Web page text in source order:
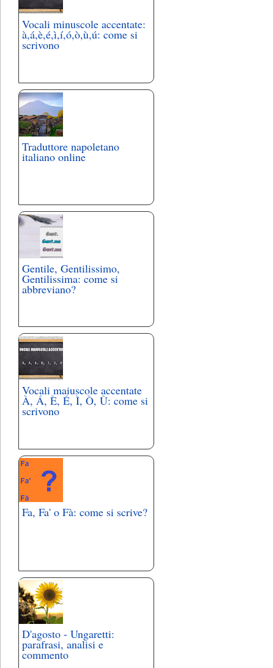
Vocali minuscole accentate:
à,á,è,é,ì,í,ó,ò,ù,ú: come si
scrivono
Traduttore napoletano
italiano online
Gentile, Gentilissimo,
Gentilissima: come si
abbreviano?
Vocali maiuscole accentate
À, Á, È, É, Ì, Ò, Ù: come si
scrivono
Fa, Fa' o Fà: come si scrive?
D'agosto - Ungaretti:
parafrasi, analisi e
commento